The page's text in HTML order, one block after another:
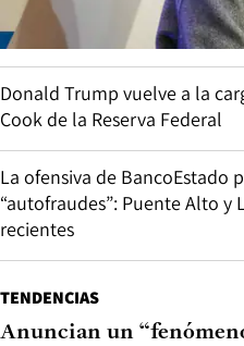
Donald Trump vuelve a la
Cook de la Reserva Federal
La ofensiva de BancoEstado
“autofraudes”: Puente Alto y
recientes
TENDENCIAS
Anuncian un